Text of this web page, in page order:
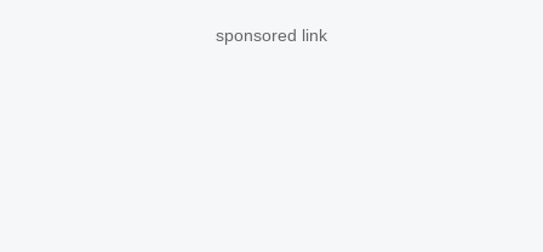
sponsored link